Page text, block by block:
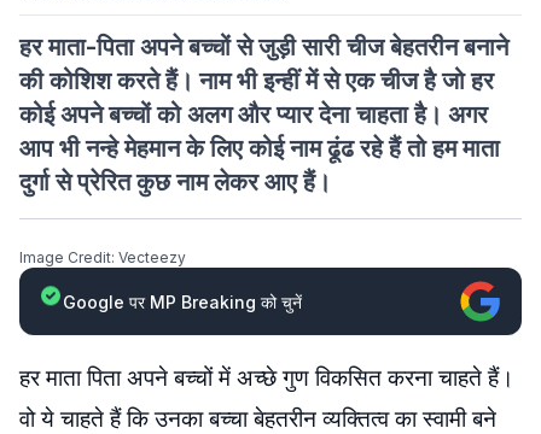
हर माता-पिता अपने बच्चों से जुड़ी सारी चीज बेहतरीन बनाने
की कोशिश करते हैं। नाम भी इन्हीं में से एक चीज है जो हर
कोई अपने बच्चों को अलग और प्यार देना चाहता है। अगर
आप भी नन्हे मेहमान के लिए कोई नाम ढूंढ रहे हैं तो हम माता
दुर्गा से प्रेरित कुछ नाम लेकर आए हैं।
Image Credit: Vecteezy
Google पर MP Breaking को चुनें
हर माता पिता अपने बच्चों में अच्छे गुण विकसित करना चाहते हैं।
वो ये चाहते हैं कि उनका बच्चा बेहतरीन व्यक्तित्व का स्वामी बने